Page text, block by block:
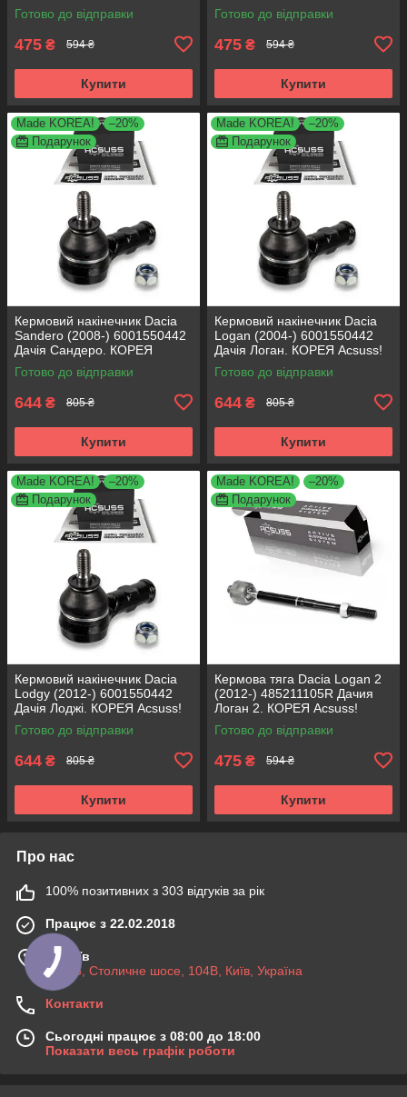
Готово до відправки
475 ₴ 594 ₴
Купити
Готово до відправки
475 ₴ 594 ₴
Купити
Made KOREA!
–20%
Подарунок
Кермовий накінечник Dacia
Sandero (2008-) 6001550442
Дачія Сандеро. КОРЕЯ
Acsuss!
Готово до відправки
644 ₴ 805 ₴
Купити
Made KOREA!
–20%
Подарунок
Кермовий накінечник Dacia
Logan (2004-) 6001550442
Дачія Логан. КОРЕЯ Acsuss!
Готово до відправки
644 ₴ 805 ₴
Купити
Made KOREA!
–20%
Подарунок
Кермовий накінечник Dacia
Lodgy (2012-) 6001550442
Дачія Лоджі. КОРЕЯ Acsuss!
Готово до відправки
644 ₴ 805 ₴
Купити
Made KOREA!
–20%
Подарунок
Кермова тяга Dacia Logan 2
(2012-) 485211105R Дачия
Логан 2. КОРЕЯ Acsuss!
Готово до відправки
475 ₴ 594 ₴
Купити
Про нас
100% позитивних з 303 відгуків за рік
Працює з 22.02.2018
м. Київ
03045, Столичне шосе, 104B, Київ, Україна
Контакти
Сьогодні працює з 08:00 до 18:00
Показати весь графік роботи